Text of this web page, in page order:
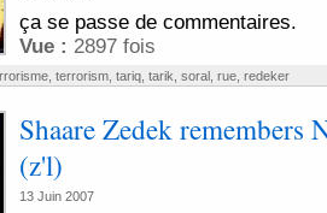
ça se passe de commentaires.
Vue : 2897 fois
, terrorism, tariq, tarik soral, rue, redeker
Shaare Zedek remembers
(z'l)
13 Juin 2007